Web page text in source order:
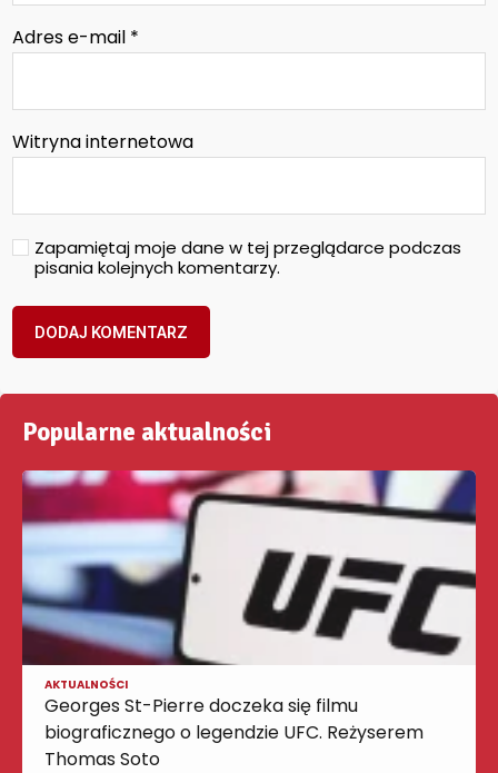
Adres e-mail *
Witryna internetowa
Zapamiętaj moje dane w tej przeglądarce podczas
pisania kolejnych komentarzy.
Popularne aktualności
AKTUALNOŚCI
Georges St-Pierre doczeka się filmu
biograficznego o legendzie UFC. Reżyserem
Thomas Soto